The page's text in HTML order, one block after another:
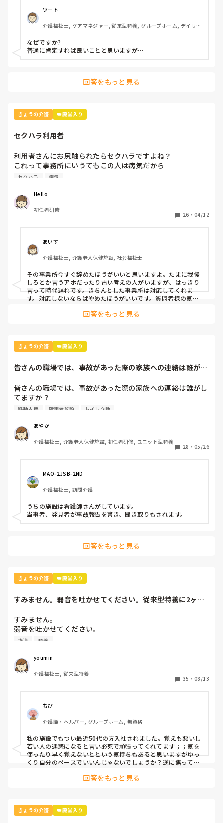
ツート
介護福祉士, ケアマネジャー, 従来型特養, グループホーム, デイサー
なぜですか?
普通に肯定すれば良いことと思いますが…
回答をもっと見る
きょうの介護 👑殿堂入り
セクハラ利用者
利用者さんにお尻触られたらセクハラですよね？
これって事務所にいうてもこの人は病気だから
っていうて受け付けてくれません。
セクハラ 病気
Hello
初任者研修
26 ・ 04/12
あいす
介護福祉士, 介護老人保健施設, 社会福祉士
その事業所今すぐ辞めたほうがいいと思いますよ。たまに我慢
しろとか言うアホだったり古い考えの人がいますが、はっきり
言って時代遅れです。きちんとした事業所は対応してくれま
す。対応しないならばやめたほうがいいです。質問者様の気持
回答をもっと見る
きょうの介護 👑殿堂入り
皆さんの職場では、事故があった際の家族への連絡は誰がし
皆さんの職場では、事故があった際の家族への連絡は誰がし
てますか？
私の施設では第1発見者、もしくは当事者が電話するように
以前務めていた施設では相談員が電話をしてくれていまし
た。
私的には電話嫌いなのでそうだんいんにしてもらいたいです
が、家族から詳細に聞かれた時に返答しやすいのは当事者な
ので、電話するのは当たり前なのかなぁ…とか色々考えてま
移動支援 障害者施設 トイレ介助
あやか
介護福祉士, 介護老人保健施設, 初任者研修, ユニット型特養
28 ・ 05/26
MAO-2JSB-2ND
介護福祉士, 訪問介護
うちの施設は看護師さんがしています。
当事者、発見者が事故報告を書き、聞き取りもされます。
回答をもっと見る
きょうの介護 👑殿堂入り
すみません。弱音を吐かせてください。従来型特養に2ヶ月
すみません。
弱音を吐かせてください。
従来型特養に2ヶ月目の勤務になります。
ずに、落ち込んでいます。
50代だからでしょうか？
指導して下さる方に申し訳ない気持ちでいっぱいです。
ご意見お願いいたします。
指導 特養
youmin
介護福祉士, 従来型特養
35 ・ 08/13
ちび
介護職・ヘルパー, グループホーム, 無資格
私の施設でもつい最近50代の方入社されました。覚えも悪いし
若い人の迷惑になると言い必死で頑張ってくれてます；；気を
使ったり早く覚えないとという気持ちもあると思いますがゆっ
くり自分のペースでいいんじゃないでしょうか？逆に焦ってや
てこないと思います..頑張ってる姿を見てくれてる職員もいる
ます！
年下なのに上から目線ですみません；；
回答をもっと見る
きょうの介護 👑殿堂入り